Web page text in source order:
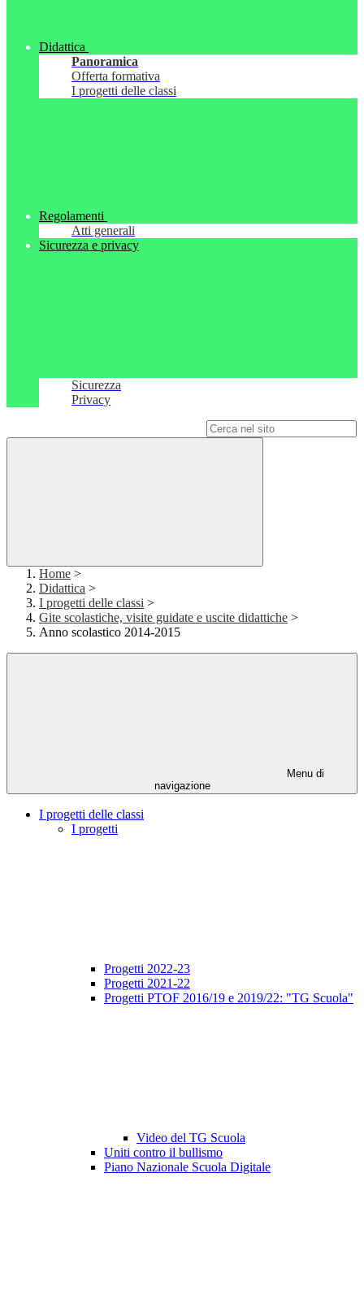
Didattica
Panoramica
Offerta formativa
I progetti delle classi
Regolamenti
Atti generali
Sicurezza e privacy
Sicurezza
Privacy
Home >
Didattica >
I progetti delle classi >
Gite scolastiche, visite guidate e uscite didattiche >
Anno scolastico 2014-2015
Menu di
navigazione
I progetti delle classi
I progetti
Progetti 2022-23
Progetti 2021-22
Progetti PTOF 2016/19 e 2019/22: "TG Scuola"
Video del TG Scuola
Uniti contro il bullismo
Piano Nazionale Scuola Digitale